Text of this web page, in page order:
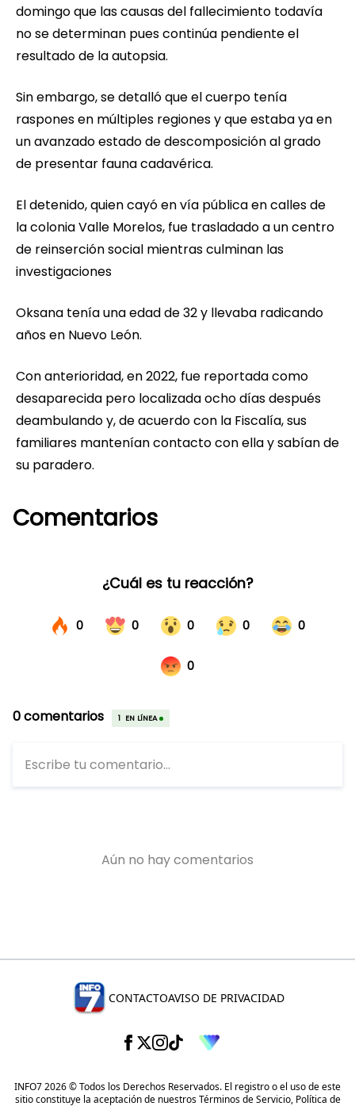
domingo que las causas del fallecimiento todavía
no se determinan pues continúa pendiente el
resultado de la autopsia.
Sin embargo, se detalló que el cuerpo tenía
raspones en múltiples regiones y que estaba ya en
un avanzado estado de descomposición al grado
de presentar fauna cadavérica.
El detenido, quien cayó en vía pública en calles de
la colonia Valle Morelos, fue trasladado a un centro
de reinserción social mientras culminan las
investigaciones
Oksana tenía una edad de 32 y llevaba radicando
años en Nuevo León.
Con anterioridad, en 2022, fue reportada como
desaparecida pero localizada ocho días después
deambulando y, de acuerdo con la Fiscalía, sus
familiares mantenían contacto con ella y sabían de
su paradero.
Comentarios
CONTACTOAVISO DE PRIVACIDAD
INFO7 2026 © Todos los Derechos Reservados. El registro o el uso de este
sitio constituye la aceptación de nuestrosTérminos de Servicio, Política de